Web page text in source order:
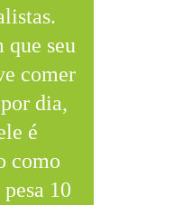
que seu
comer
dia,
é
como
10